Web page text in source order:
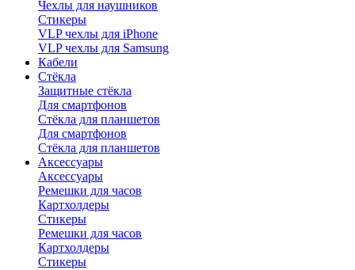
Чехлы для наушников
Стикеры
VLP чехлы для iPhone
VLP чехлы для Samsung
Кабели
Стёкла
Защитные стёкла
Для смартфонов
Стёкла для планшетов
Для смартфонов
Стёкла для планшетов
Аксессуары
Аксессуары
Ремешки для часов
Картхолдеры
Стикеры
Ремешки для часов
Картхолдеры
Стикеры